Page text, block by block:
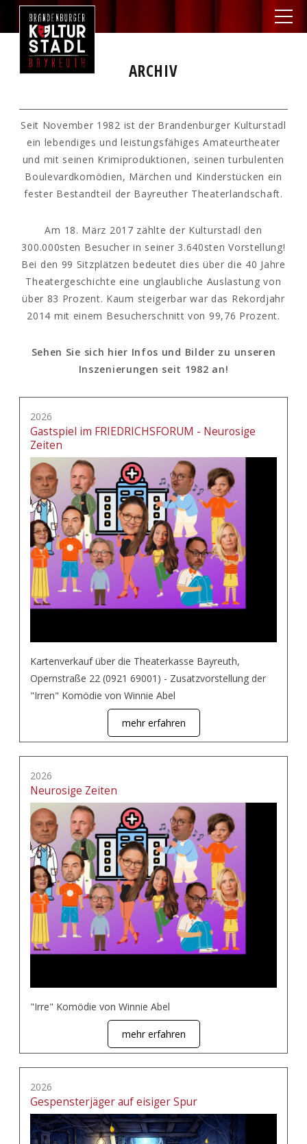
ARCHIV
Seit November 1982 ist der Brandenburger Kulturstadl
ein lebendiges und leistungsfähiges Amateurtheater
und mit seinen Krimiproduktionen, seinen turbulenten
Boulevardkomödien, Märchen und Kinderstücken ein
fester Bestandteil der Bayreuther Theaterlandschaft.
Am 18. März 2017 zählte der Kulturstadl den
300.000sten Besucher in seiner 3.640sten Vorstellung!
Bei den 99 Sitzplätzen bedeutet dies über die 40 Jahre
Theatergeschichte eine unglaubliche Auslastung von
über 83 Prozent. Kaum steigerbar war das Rekordjahr
2014 mit einem Besucherschnitt von 99,76 Prozent.
Sehen Sie sich hier Infos und Bilder zu unseren
Inszenierungen seit 1982 an!
2026
Gastspiel im FRIEDRICHSFORUM - Neurosige
Zeiten
Kartenverkauf über die Theaterkasse Bayreuth,
Opernstraße 22 (0921 69001) - Zusatzvorstellung der
"Irren" Komödie von Winnie Abel
mehr erfahren
2026
Neurosige Zeiten
"Irre" Komödie von Winnie Abel
mehr erfahren
2026
Gespensterjäger auf eisiger Spur